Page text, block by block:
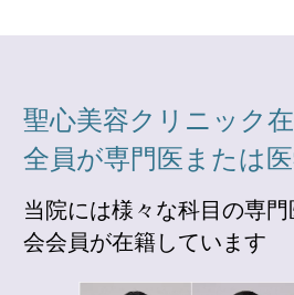
聖心美容クリニック
全員が専門医または
当院には様々な科目の専
会会員が在籍しています